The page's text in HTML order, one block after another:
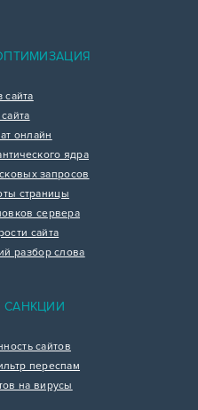
сайта
онлайн
ядра
запросов
страницы
сервера
сайта
разбор слова
САНКЦИИ
сайтов
переспам
на вирусы